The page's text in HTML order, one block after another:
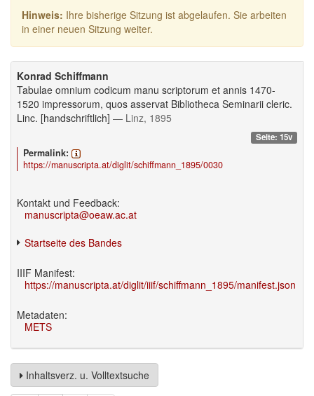
Hinweis: Ihre bisherige Sitzung ist abgelaufen. Sie arbeiten
in einer neuen Sitzung weiter.
Konrad Schiffmann
Tabulae omnium codicum manu scriptorum et annis 1470-
1520 impressorum, quos asservat Bibliotheca Seminarii cleric.
Linc. [handschriftlich] — Linz, 1895
Seite: 15v
Permalink:
https://manuscripta.at/diglit/schiffmann_1895/0030
Kontakt und Feedback:
manuscripta@oeaw.ac.at
Startseite des Bandes
IIIF Manifest:
https://manuscripta.at/diglit/iiif/schiffmann_1895/manifest.json
Metadaten:
METS
Inhaltsverz. u. Volltextsuche